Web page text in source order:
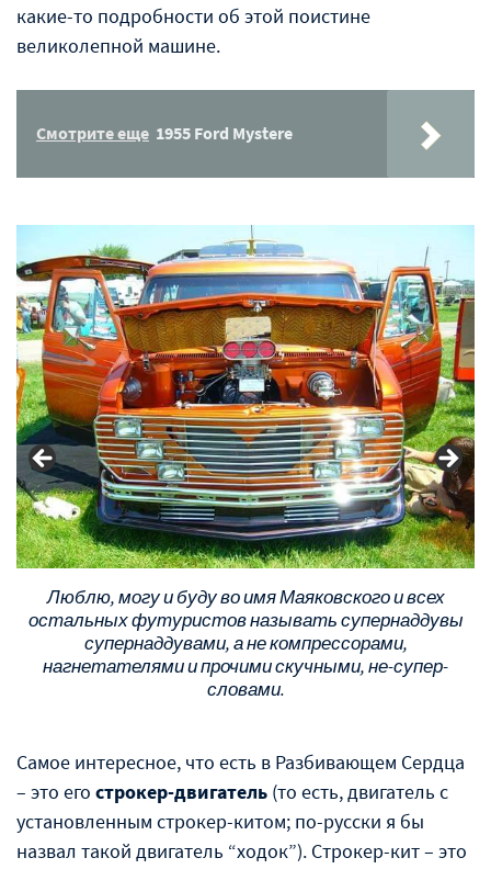
какие-то подробности об этой поистине
великолепной машине.
Смотрите еще 1955 Ford Mystere
Люблю, могу и буду во имя Маяковского и всех
остальных футуристов называть супернаддувы
супернаддувами, а не компрессорами,
нагнетателями и прочими скучными, не-супер-
словами.
Самое интересное, что есть в Разбивающем Сердца
– это его строкер-двигатель (то есть, двигатель с
установленным строкер-китом; по-русски я бы
назвал такой двигатель “ходок”). Строкер-кит – это